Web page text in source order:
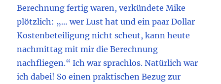
Berechnung fertig waren, verkündete Mike
plötzlich: „… wer Lust hat und ein paar Dollar
Kostenbeteiligung nicht scheut, kann heute
nachmittag mit mir die Berechnung
nachfliegen.“ Ich war sprachlos. Natürlich war
ich dabei! So einen praktischen Bezug zur